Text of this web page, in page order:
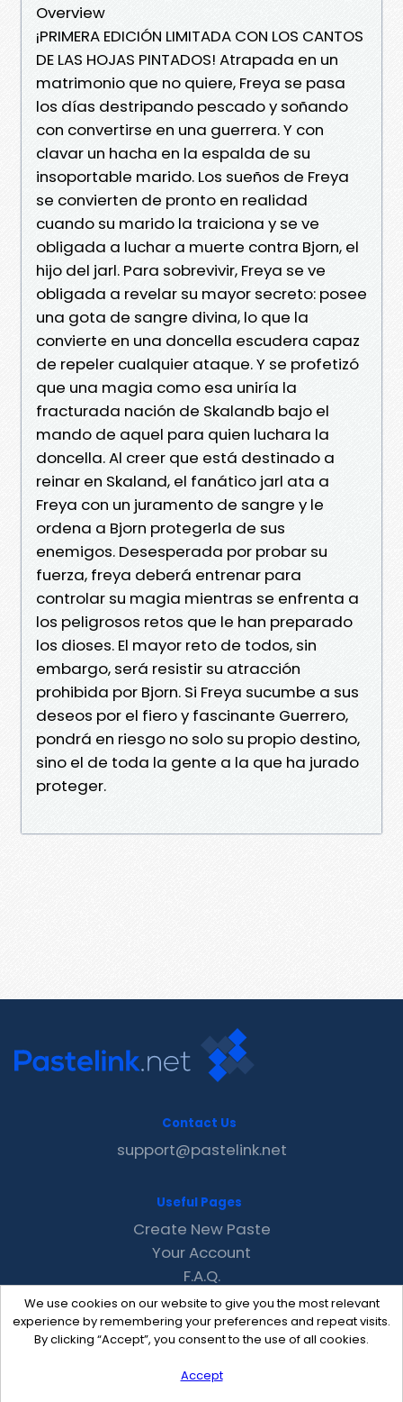
Overview
¡PRIMERA EDICIÓN LIMITADA CON LOS CANTOS
DE LAS HOJAS PINTADOS! Atrapada en un
matrimonio que no quiere, Freya se pasa
los días destripando pescado y soñando
con convertirse en una guerrera. Y con
clavar un hacha en la espalda de su
insoportable marido. Los sueños de Freya
se convierten de pronto en realidad
cuando su marido la traiciona y se ve
obligada a luchar a muerte contra Bjorn, el
hijo del jarl. Para sobrevivir, Freya se ve
obligada a revelar su mayor secreto: posee
una gota de sangre divina, lo que la
convierte en una doncella escudera capaz
de repeler cualquier ataque. Y se profetizó
que una magia como esa uniría la
fracturada nación de Skalandb bajo el
mando de aquel para quien luchara la
doncella. Al creer que está destinado a
reinar en Skaland, el fanático jarl ata a
Freya con un juramento de sangre y le
ordena a Bjorn protegerla de sus
enemigos. Desesperada por probar su
fuerza, freya deberá entrenar para
controlar su magia mientras se enfrenta a
los peligrosos retos que le han preparado
los dioses. El mayor reto de todos, sin
embargo, será resistir su atracción
prohibida por Bjorn. Si Freya sucumbe a sus
deseos por el fiero y fascinante Guerrero,
pondrá en riesgo no solo su propio destino,
sino el de toda la gente a la que ha jurado
proteger.
We use cookies on our website to give you the most relevant
experience by remembering your preferences and repeat visits.
By clicking “Accept”, you consent to the use of all cookies.
Accept
Contact Us
support@pastelink.net
Useful Pages
Create New Paste
Your Account
F.A.Q.
Recent
Contact